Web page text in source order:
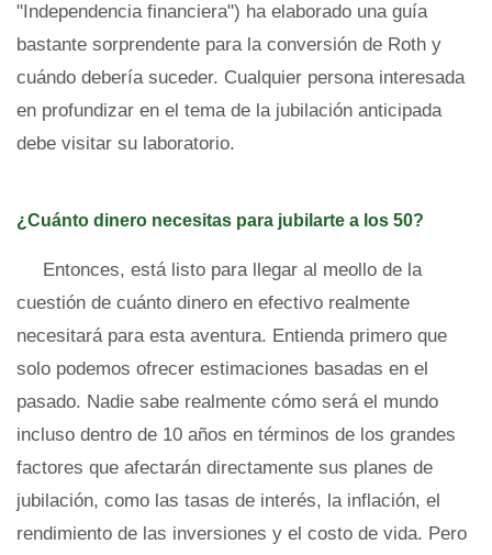
"Independencia financiera") ha elaborado una guía
bastante sorprendente para la conversión de Roth y
cuándo debería suceder. Cualquier persona interesada
en profundizar en el tema de la jubilación anticipada
debe visitar su laboratorio.
¿Cuánto dinero necesitas para jubilarte a los 50?
Entonces, está listo para llegar al meollo de la
cuestión de cuánto dinero en efectivo realmente
necesitará para esta aventura. Entienda primero que
solo podemos ofrecer estimaciones basadas en el
pasado. Nadie sabe realmente cómo será el mundo
incluso dentro de 10 años en términos de los grandes
factores que afectarán directamente sus planes de
jubilación, como las tasas de interés, la inflación, el
rendimiento de las inversiones y el costo de vida. Pero